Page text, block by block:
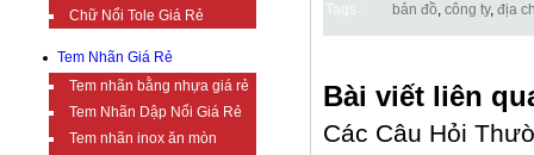
Chữ Nổi Tole Giá Rẻ
Tem Nhãn Giá Rẻ
Tem nhãn bằng nhựa giá rẻ
Tem Nhãn Dập Nổi Giá Rẻ
Tem nhãn inox ăn mòn
Tags : bản đồ, công ty, địa
Bài viết liên
Các Câu Hỏi